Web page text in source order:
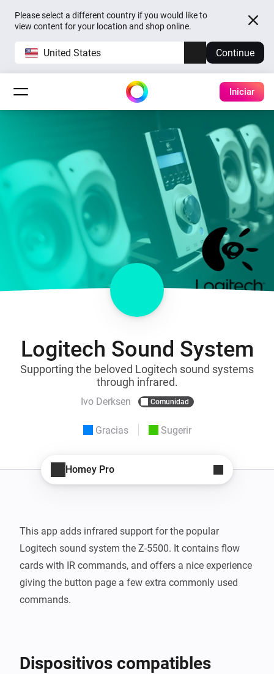
Please select a different country if you would like to
view content for your location and shop online.
United States Continue
Iniciar
Logitech Sound System
Supporting the beloved Logitech sound systems
through infrared.
Ivo Derksen Comunidad
Gracias Sugerir
Homey Pro
This app adds infrared support for the popular
Logitech sound system the Z-5500. It contains flow
cards with IR commands, and offers a nice experience
giving the button page a few extra commonly used
Dispositivos compatibles